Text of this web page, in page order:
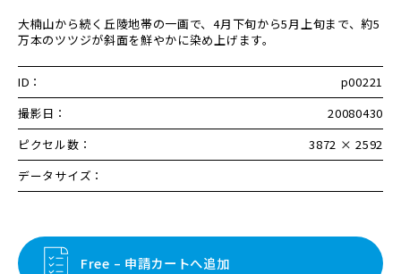
大楠山から続く丘陵地帯の一画で、4月下旬から5月上旬まで、約5
万本のツツジが斜面を鮮やかに染め上げます。
ID：
p00221
撮影日：
20080430
ピクセル数：
3872 × 2592
データサイズ：
Free – 申請カートへ追加